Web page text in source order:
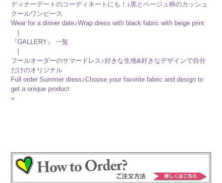
ディナーデートのコーディネートにも！♪黒とベージュ柄のカッシュ
クールワンピース
Wear for a dinner date♪Wrap dress with black fabric with beige print
『GALLERY』 一覧
フールオーダーのサマードレス♪好きな生地&好きなデザインで自分
だけのオリジナル
Full order Summer dress♪Choose your favorite fabric and design to
get a unique product
»